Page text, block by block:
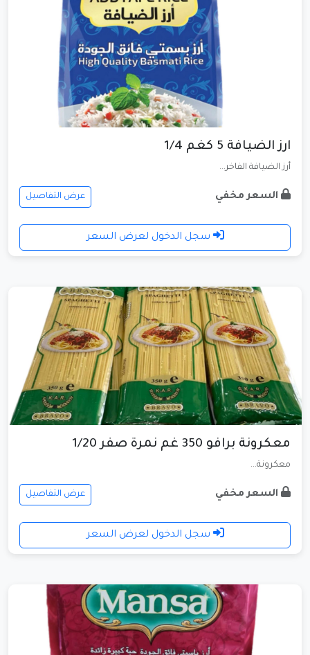
ارز الضيافة 5 كغم 1/4
أرز الضيافة الفاخر...
السعر مخفي عرض التفاصيل
سجل الدخول لعرض السعر
معكرونة برافو 350 غم نمرة صفر 1/20
معكرونة...
السعر مخفي عرض التفاصيل
سجل الدخول لعرض السعر